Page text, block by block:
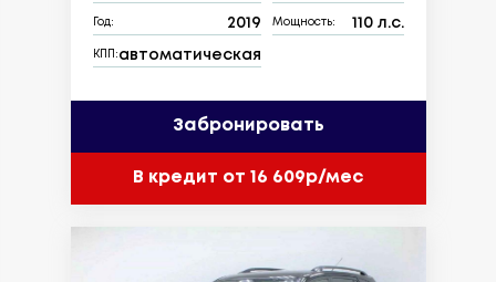
Год: 2019 Мощность: 110 л.с.
КПП: автоматическая
Забронировать
В кредит от 16 609р/мес